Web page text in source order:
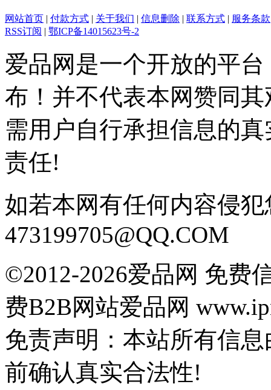
网站首页 | 付款方式 | 关于我们 | 信息删除 | 联系方式 | 服务条款
RSS订阅 | 鄂ICP备14015623号-2
爱品网是一个开放的平
布！并不代表本网赞同
需用户自行承担信息的
责任!
如若本网有任何内容侵
473199705@QQ.COM
©2012-2026爱品网 免费
费B2B网站爱品网
免责声明：本站所有信
前确认真实合法性!